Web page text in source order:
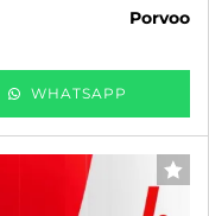
porvoo
WHATSAPP